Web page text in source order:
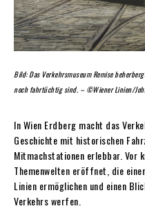
Bild: Das Verkehrsmuseum Remise
noch fahrtüchtig sind. – ©Wiener Linien/
In Wien Erdberg macht das
Geschichte mit historischen
Mitmachstationen erlebbar. Vor
Themenwelten eröffnet, die
Linien ermöglichen und einen
Verkehrs werfen.